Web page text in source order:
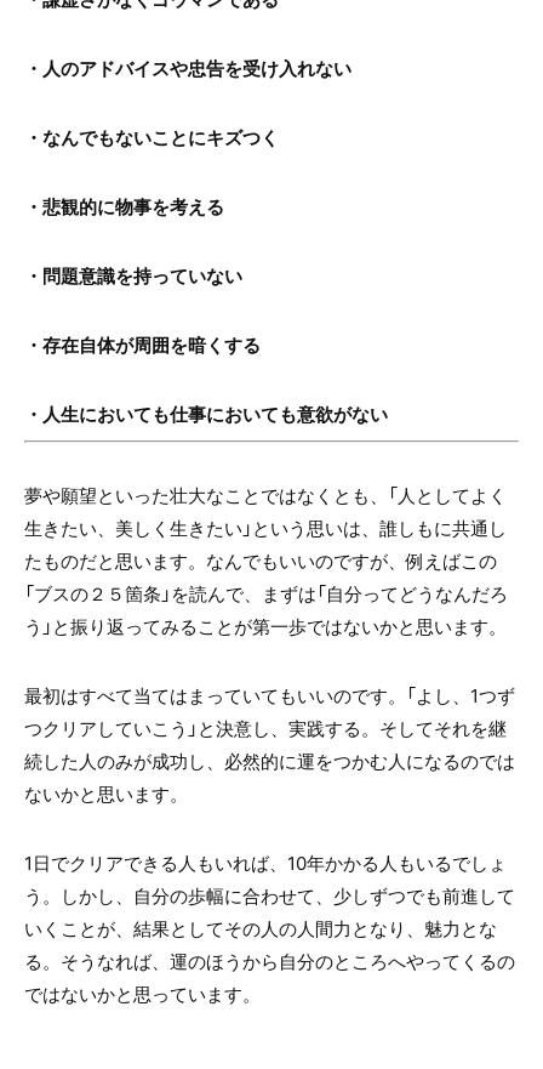
・人のアドバイスや忠告を受け入れない
・なんでもないことにキズつく
・悲観的に物事を考える
・問題意識を持っていない
・存在自体が周囲を暗くする
・人生においても仕事においても意欲がない
夢や願望といった壮大なことではなくとも、「人としてよく
生きたい、美しく生きたい」という思いは、誰しもに共通し
たものだと思います。なんでもいいのですが、例えばこの
「ブスの２５箇条」を読んで、まずは「自分ってどうなんだろ
う」と振り返ってみることが第一歩ではないかと思います。
最初はすべて当てはまっていてもいいのです。「よし、1つず
つクリアしていこう」と決意し、実践する。そしてそれを継
続した人のみが成功し、必然的に運をつかむ人になるのでは
ないかと思います。
1日でクリアできる人もいれば、10年かかる人もいるでしょ
う。しかし、自分の歩幅に合わせて、少しずつでも前進して
いくことが、結果としてその人の人間力となり、魅力とな
る。そうなれば、運のほうから自分のところへやってくるの
ではないかと思っています。